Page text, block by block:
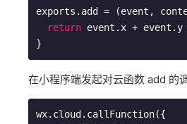
exports.add = (event,
return event.x + event.y
在小程序端发起对云函数 add 的调
wx.cloud.callFunction({